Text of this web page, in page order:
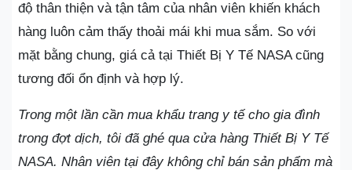
độ thân thiện và tận tâm của nhân viên khiến khách
hàng luôn cảm thấy thoải mái khi mua sắm. So với
mặt bằng chung, giá cả tại Thiết Bị Y Tế NASA cũng
tương đối ổn định và hợp lý.
Trong một lần cần mua khẩu trang y tế cho gia đình
trong đợt dịch, tôi đã ghé qua cửa hàng Thiết Bị Y Tế
NASA. Nhân viên tại đây không chỉ bán sản phẩm mà